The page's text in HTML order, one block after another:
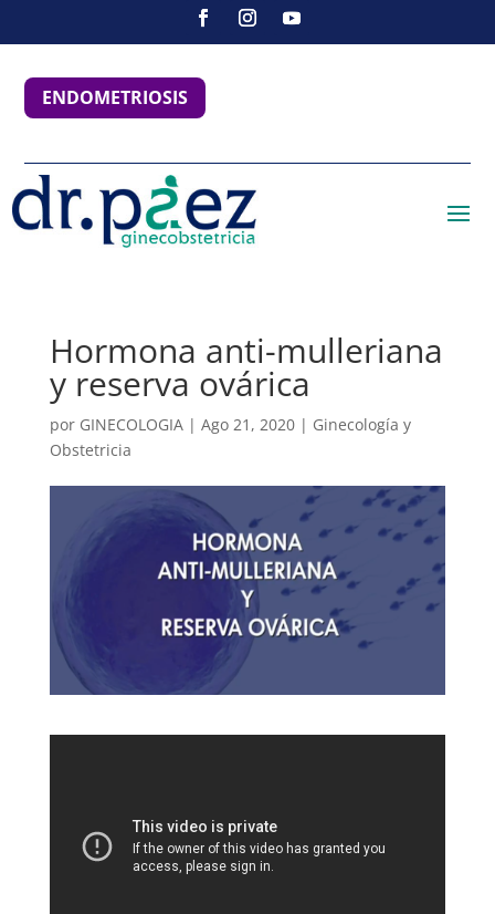
ENDOMETRIOSIS
Hormona anti-mulleriana
y reserva ovárica
por GINECOLOGIA| Ago 21, 2020| Ginecología y
Obstetricia